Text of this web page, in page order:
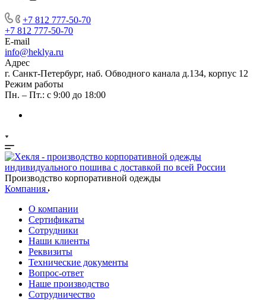
+7 812 777-50-70
+7 812 777-50-70
E-mail
info@heklya.ru
Адрес
г. Санкт-Петербург, наб. Обводного канала д.134, корпус 12
Режим работы
Пн. – Пт.: с 9:00 до 18:00
Производство корпоративной одежды
Компания
О компании
Сертификаты
Сотрудники
Наши клиенты
Реквизиты
Технические документы
Вопрос-ответ
Наше производство
Сотрудничество